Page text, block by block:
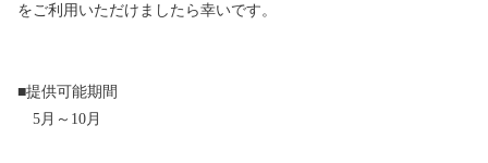
をご利用いただけましたら幸いです。
■提供可能期間
5月～10月